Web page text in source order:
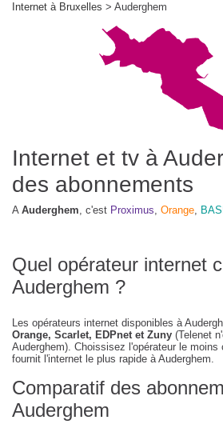
Internet à Bruxelles > Auderghem
Internet et tv à
des abonnements
A Auderghem , c'est Proximus Orange
Quel opérateur internet
Auderghem ?
Les opérateurs internet disponibles à
Orange, Scarlet, EDPnet et Zuny (Telenet
Auderghem). Choissisez l'opérateur le moins
fournit l'internet le plus rapide à Auderghem.
Comparatif des
Auderghem